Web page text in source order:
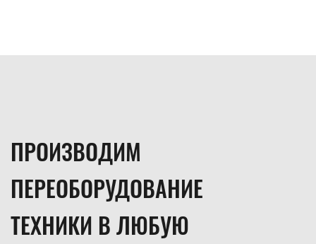
ПРОИЗВОДИМ
ПЕРЕОБОРУДОВАНИЕ
ТЕХНИКИ В ЛЮБУЮ